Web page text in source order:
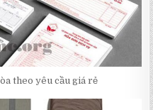
theo yêu cầu giá rẻ